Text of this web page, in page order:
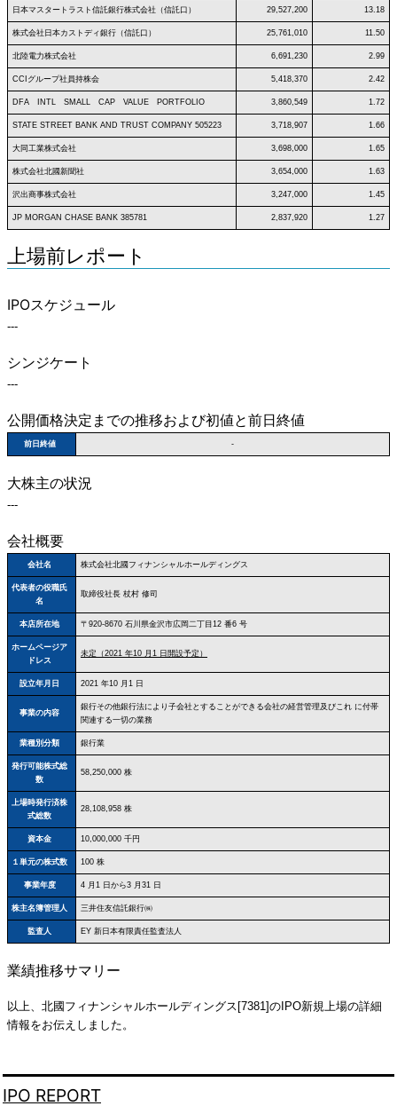
日本マスタートラスト信託銀行株式会社（信託口） 29,527,200 13.18
株式会社日本カストディ銀行（信託口） 25,761,010 11.50
北陸電力株式会社 6,691,230 2.99
CCIグループ社員持株会 5,418,370 2.42
DFA INTL SMALL CAP VALUE PORTFOLIO 3,860,549 1.72
STATE STREET BANK AND TRUST COMPANY 505223 3,718,907 1.66
大同工業株式会社 3,698,000 1.65
株式会社北國新聞社 3,654,000 1.63
沢出商事株式会社 3,247,000 1.45
JP MORGAN CHASE BANK 385781 2,837,920 1.27
上場前レポート
IPOスケジュール
---
シンジケート
---
公開価格決定までの推移および初値と前日終値
前日終値 -
大株主の状況
---
会社概要
会社名 株式会社北國フィナンシャルホールディングス
代表者の役職氏
名
取締役社長 杖村 修司
本店所在地 〒920-8670 石川県金沢市広岡二丁目12 番6 号
ホームページア
ドレス
未定（2021 年10 月1 日開設予定）
設立年月日 2021 年10 月1 日
事業の内容
銀行その他銀行法により子会社とすることができる会社の経営管理及びこれ に付帯
関連する一切の業務
業種別分類 銀行業
発行可能株式総
数
58,250,000 株
上場時発行済株
式総数
28,108,958 株
資本金 10,000,000 千円
１単元の株式数 100 株
事業年度 4 月1 日から3 月31 日
株主名簿管理人 三井住友信託銀行㈱
監査人 EY 新日本有限責任監査法人
業績推移サマリー
以上、北國フィナンシャルホールディングス[7381]のIPO新規上場の詳細
情報をお伝えしました。
IPO REPORT